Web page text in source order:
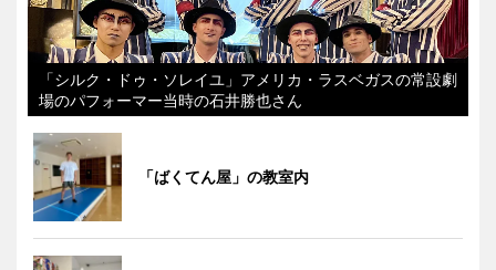
「シルク・ドゥ・ソレイユ」アメリカ・ラスベガスの常設劇
場のパフォーマー当時の石井勝也さん
「ばくてん屋」の教室内